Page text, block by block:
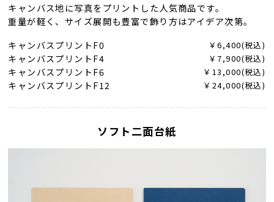
キャンバス地に写真をプリントした人気商品です。
重量が軽く、サイズ展開も豊富で飾り方はアイデア次第。
キャンバスプリントF0 ￥6,400(税込)
キャンバスプリントF4 ￥7,900(税込)
キャンバスプリントF6 ￥13,000(税込)
キャンバスプリントF12 ￥24,000(税込)
ソフト二面台紙